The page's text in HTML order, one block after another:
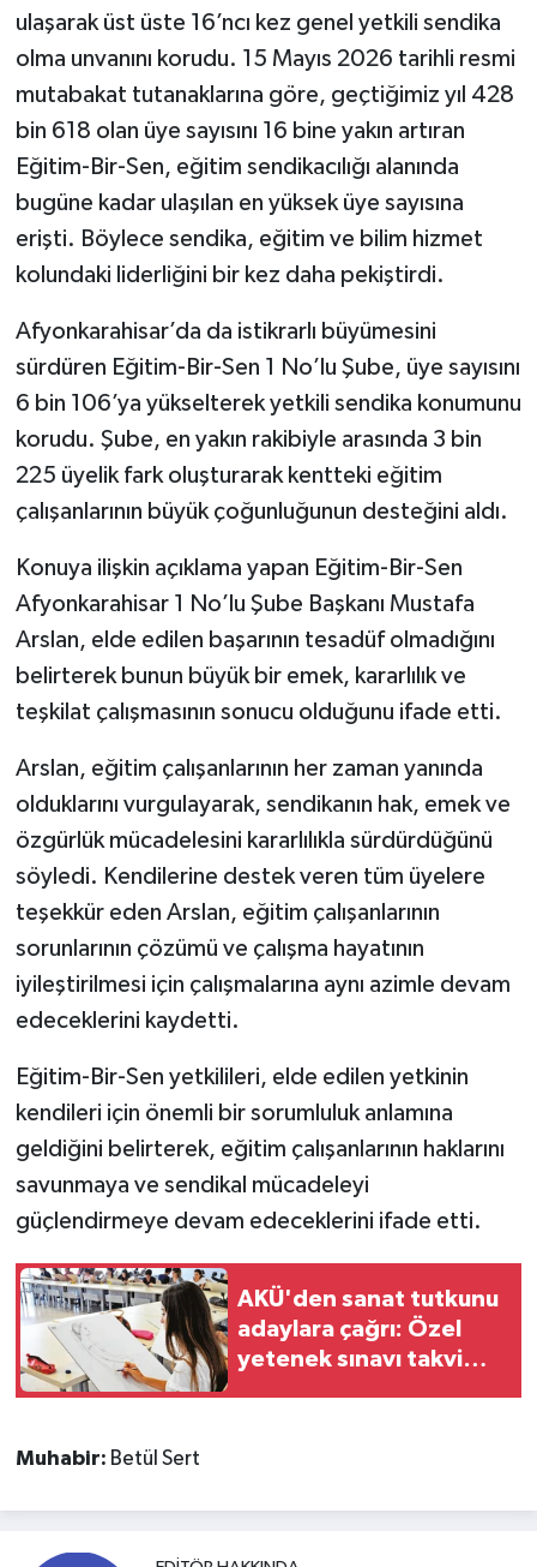
ulaşarak üst üste 16’ncı kez genel yetkili sendika
olma unvanını korudu. 15 Mayıs 2026 tarihli resmi
mutabakat tutanaklarına göre, geçtiğimiz yıl 428
bin 618 olan üye sayısını 16 bine yakın artıran
Eğitim-Bir-Sen, eğitim sendikacılığı alanında
bugüne kadar ulaşılan en yüksek üye sayısına
erişti. Böylece sendika, eğitim ve bilim hizmet
kolundaki liderliğini bir kez daha pekiştirdi.
Afyonkarahisar’da da istikrarlı büyümesini
sürdüren Eğitim-Bir-Sen 1 No’lu Şube, üye sayısını
6 bin 106’ya yükselterek yetkili sendika konumunu
korudu. Şube, en yakın rakibiyle arasında 3 bin
225 üyelik fark oluşturarak kentteki eğitim
çalışanlarının büyük çoğunluğunun desteğini aldı.
Konuya ilişkin açıklama yapan Eğitim-Bir-Sen
Afyonkarahisar 1 No’lu Şube Başkanı Mustafa
Arslan, elde edilen başarının tesadüf olmadığını
belirterek bunun büyük bir emek, kararlılık ve
teşkilat çalışmasının sonucu olduğunu ifade etti.
Arslan, eğitim çalışanlarının her zaman yanında
olduklarını vurgulayarak, sendikanın hak, emek ve
özgürlük mücadelesini kararlılıkla sürdürdüğünü
söyledi. Kendilerine destek veren tüm üyelere
teşekkür eden Arslan, eğitim çalışanlarının
sorunlarının çözümü ve çalışma hayatının
iyileştirilmesi için çalışmalarına aynı azimle devam
edeceklerini kaydetti.
Eğitim-Bir-Sen yetkilileri, elde edilen yetkinin
kendileri için önemli bir sorumluluk anlamına
geldiğini belirterek, eğitim çalışanlarının haklarını
savunmaya ve sendikal mücadeleyi
güçlendirmeye devam edeceklerini ifade etti.
AKÜ'den sanat tutkunu
adaylara çağrı: Özel
yetenek sınavı takvimi
Muhabir: Betül Sert